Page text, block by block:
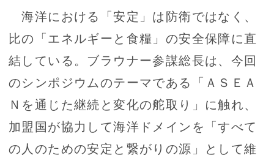
海洋における「安定」は防衛ではなく、
比の「エネルギーと食糧」の安全保障に直
結している。ブラウナー参謀総長は、今回
のシンポジウムのテーマである「ＡＳＥＡ
Ｎを通じた継続と変化の舵取り」に触れ、
加盟国が協力して海洋ドメインを「すべて
の人のための安定と繋がりの源」として維